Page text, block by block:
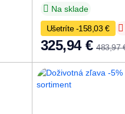
Na sklade
Ušetríte -158,03 €
483,97
325,94 €
Doživotná